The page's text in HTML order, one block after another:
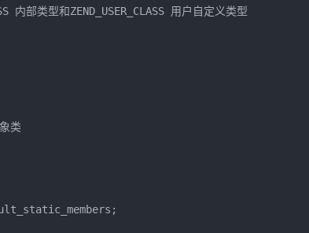
内部类型和ZEND_USER_CLASS 用户自定义类型
类